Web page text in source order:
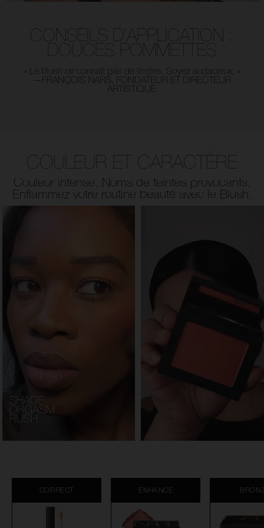
CONSEILS D’APPLICATION :
DOUCES POMMETTES
« Le blush ne connaît pas de limites. Soyez audacieux. »
—FRANÇOIS NARS, FONDATEUR ET DIRECTEUR
ARTISTIQUE
COULEUR ET CARACTÈRE
Couleur intense. Noms de teintes provocants.
Enflammez votre routine beauté avec le Blush.
CORRECT ENHANCE